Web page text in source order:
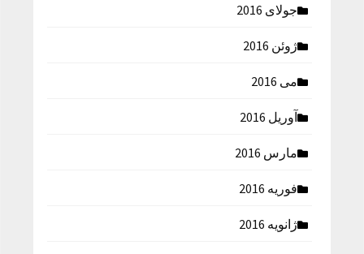
جولای 2016
ژوئن 2016
می 2016
آوریل 2016
مارس 2016
فوریه 2016
ژانویه 2016